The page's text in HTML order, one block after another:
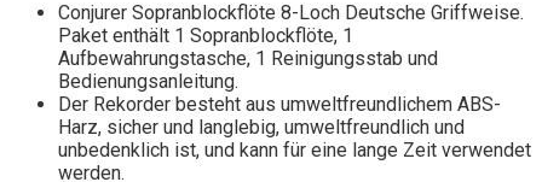
Conjurer Sopranblockflöte 8-Loch Deutsche Griffweise.
Paket enthält 1 Sopranblockflöte, 1
Aufbewahrungstasche, 1 Reinigungsstab und
Bedienungsanleitung.
Der Rekorder besteht aus umweltfreundlichem ABS-
Harz, sicher und langlebig, umweltfreundlich und
unbedenklich ist, und kann für eine lange Zeit verwendet
werden.